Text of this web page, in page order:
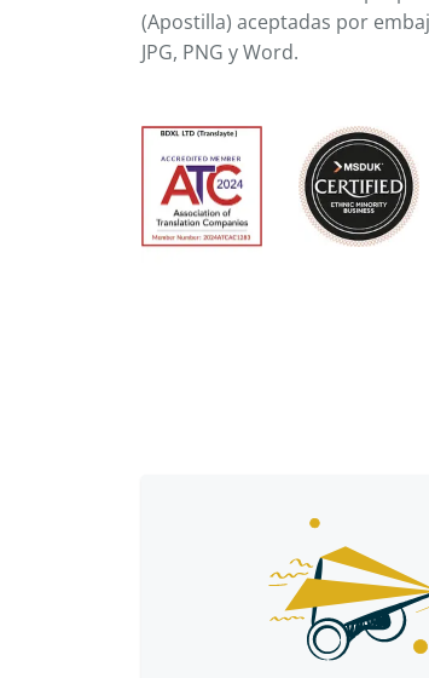
(Apostilla) aceptadas por
JPG, PNG y Word.